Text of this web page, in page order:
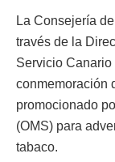
La Consejería
través de la
Servicio
conmemoración
promocionado
(OMS) para
tabaco.